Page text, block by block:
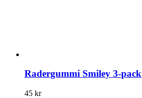
Radergummi Smiley 3-pack
45 kr